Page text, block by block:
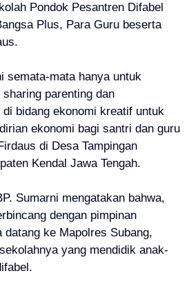
Pondok Pesantren Difabel
Plus, Para Guru beserta
semata-mata hanya untuk
parenting dan
bidang ekonomi kreatif untuk
ekonomi bagi santri dan guru
di Desa Tampingan
Kendal Jawa Tengah.
Sumarni mengatakan bahwa,
dengan pimpinan
datang ke Mapolres Subang,
yang mendidik anak-